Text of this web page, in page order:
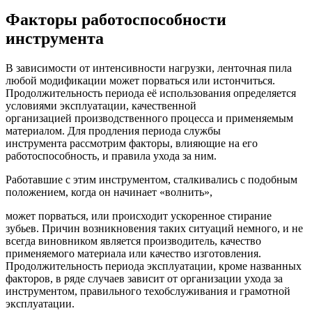
Факторы работоспособности
инструмента
В зависимости от интенсивности нагрузки, ленточная пила
любой модификации может порваться или истончиться.
Продолжительность периода её использования определяется
условиями эксплуатации, качественной
организацией производственного процесса и применяемым
материалом. Для продления периода службы
инструмента рассмотрим факторы, влияющие на его
работоспособность, и правила ухода за ним.
Работавшие с этим инструментом, сталкивались с подобным
положением, когда он начинает «волнить»,
может порваться, или происходит ускоренное стирание
зубьев. Причин возникновения таких ситуаций немного, и не
всегда виновником является производитель, качество
применяемого материала или качество изготовления.
Продолжительность периода эксплуатации, кроме названных
факторов, в ряде случаев зависит от организации ухода за
инструментом, правильного техобслуживания и грамотной
эксплуатации.